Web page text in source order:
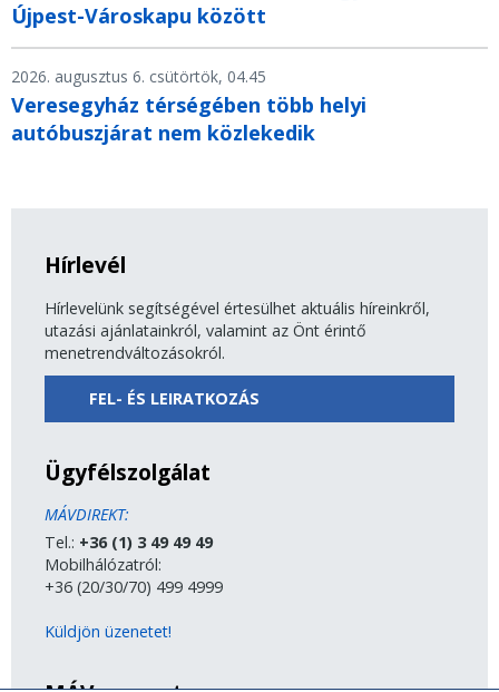
Újpest-Városkapu között
2026. augusztus 6. csütörtök, 04.45
Veresegyház térségében több helyi
autóbuszjárat nem közlekedik
Hírlevél
Hírlevelünk segítségével értesülhet aktuális híreinkről,
utazási ajánlatainkról, valamint az Önt érintő
menetrendváltozásokról.
FEL- ÉS LEIRATKOZÁS
Ügyfélszolgálat
MÁVDIREKT:
Tel.: +36 (1) 3 49 49 49
Mobilhálózatról:
+36 (20/30/70) 499 4999
Küldjön üzenetet!